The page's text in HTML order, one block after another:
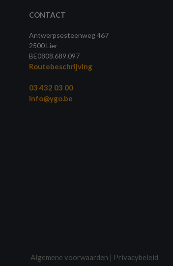
CONTACT
Antwerpsesteenweg 467
2500 Lier
BE0808.689.097
Routebeschrijving
03 432 03 00
info@ygo.be
Algemene voorwaarden | Privacybeleid